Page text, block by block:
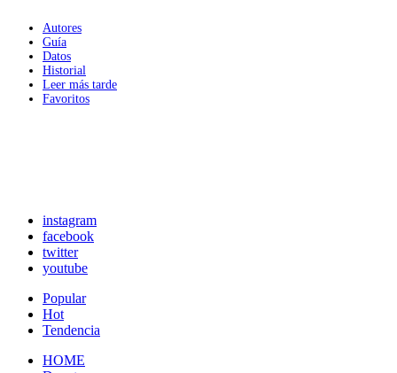
Autores
Guía
Datos
Historial
Leer más tarde
Favoritos
instagram
facebook
twitter
youtube
Popular
Hot
Tendencia
HOME